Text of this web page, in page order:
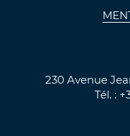
230 Avenue
Tél. :